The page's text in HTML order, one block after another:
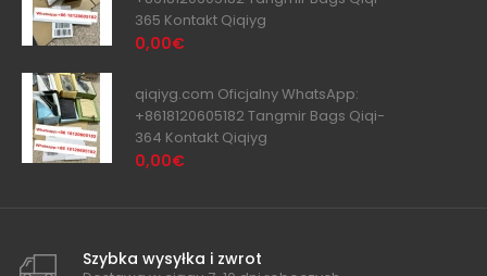
365 Kontakt Qiqiyg
0,00€
qiqiyg.com Oficjalny WhatsApp:
+8618120605182 Tangmir Bags Qiqi-
364 Kontakt Qiqiyg
0,00€
Szybka wysyłka i zwrot